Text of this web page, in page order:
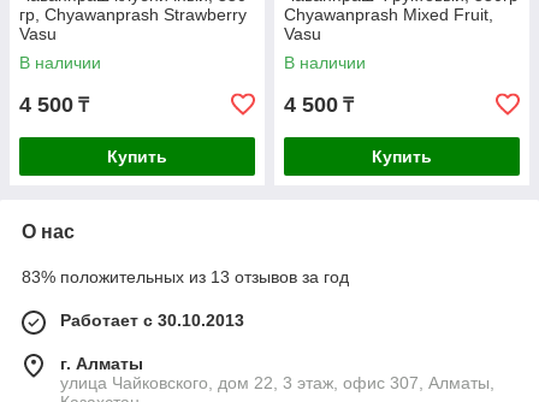
гр, Chyawanprash Strawberry
Vasu
В наличии
4 500 ₸
Купить
Chyawanprash Mixed Fruit,
Vasu
В наличии
4 500 ₸
Купить
О нас
83% положительных из 13 отзывов за год
Работает с 30.10.2013
г. Алматы
улица Чайковского, дом 22, 3 этаж, офис 307, Алматы,